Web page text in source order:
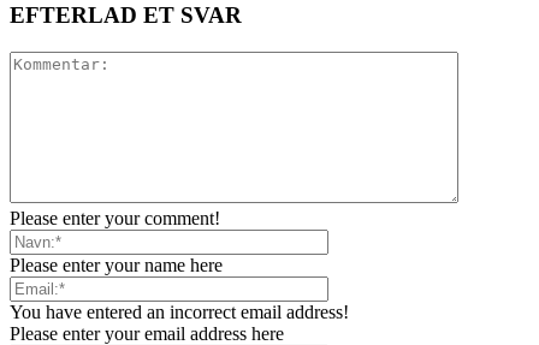
EFTERLAD ET SVAR
Please enter your comment!
Please enter your name here
You have entered an incorrect email address!
Please enter your email address here